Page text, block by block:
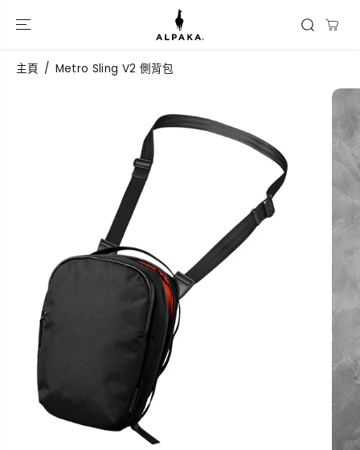
跳到內容
主頁 Metro Sling V2 側背包